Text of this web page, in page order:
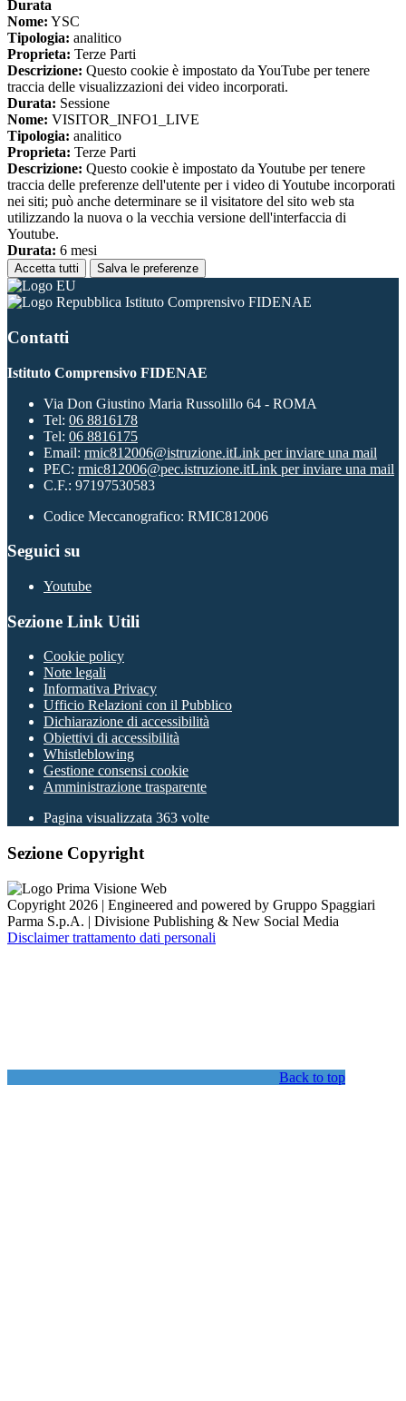
Durata
Nome: YSC
Tipologia: analitico
Proprieta: Terze Parti
Descrizione: Questo cookie è impostato da YouTube per tenere
traccia delle visualizzazioni dei video incorporati.
Durata: Sessione
Nome: VISITOR_INFO1_LIVE
Tipologia: analitico
Proprieta: Terze Parti
Descrizione: Questo cookie è impostato da Youtube per tenere
traccia delle preferenze dell'utente per i video di Youtube incorporati
nei siti; può anche determinare se il visitatore del sito web sta
utilizzando la nuova o la vecchia versione dell'interfaccia di
Youtube.
Durata: 6 mesi
Accetta tutti Salva le preferenze
Istituto Comprensivo FIDENAE
Contatti
Istituto Comprensivo FIDENAE
Via Don Giustino Maria Russolillo 64 - ROMA
Tel: 06 8816178
Tel: 06 8816175
Email: rmic812006@istruzione.itLink per inviare una mail
PEC: rmic812006@pec.istruzione.itLink per inviare una mail
C.F.: 97197530583
Codice Meccanografico: RMIC812006
Seguici su
Youtube
Sezione Link Utili
Cookie policy
Note legali
Informativa Privacy
Ufficio Relazioni con il Pubblico
Dichiarazione di accessibilità
Obiettivi di accessibilità
Whistleblowing
Gestione consensi cookie
Amministrazione trasparente
Pagina visualizzata 363 volte
Sezione Copyright
Copyright 2026 | Engineered and powered by Gruppo Spaggiari
Parma S.p.A. | Divisione Publishing & New Social Media
Disclaimer trattamento dati personali
Back to top